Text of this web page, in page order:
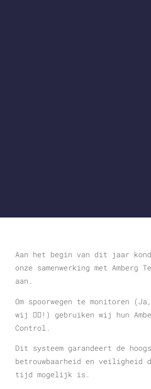
Aan het begin van dit jaar
onze samenwerking met Amberg
aan.
Om spoorwegen te monitoren
wij 🦸‍♀️!) gebruiken wij hun
Control.
Dit systeem garandeert de
betrouwbaarheid en veiligheid
tijd mogelijk is.